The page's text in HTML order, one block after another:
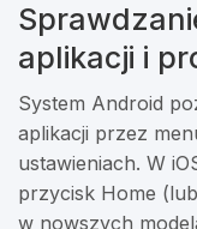
aplikacji i
System Android
aplikacji przez
ustawieniach. W
przycisk Home
w nowszych